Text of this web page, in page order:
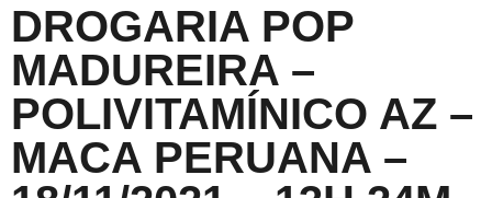
DROGARIA POP
MADUREIRA –
POLIVITAMÍNICO AZ –
MACA PERUANA –